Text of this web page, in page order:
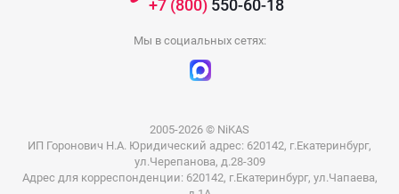
+7 (800)550-60-18
Мы в социальных сетях:
2005-2026 © NiKAS
ИП Горонович Н.А. Юридический адрес: 620142, г.Екатеринбург,
ул.Черепанова, д.28-309
Адрес для корреспонденции: 620142, г.Екатеринбург, ул.Чапаева,